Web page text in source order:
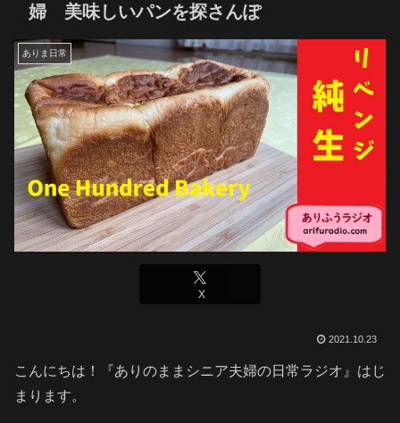
婦 美味しいパンを探さんぽ
ありま日常
X
2021.10.23
こんにちは！『ありのままシニア夫婦の日常ラジオ』はじ
まります。